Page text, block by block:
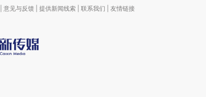
意见与反馈 提供新闻线索 联系我们 友情链接